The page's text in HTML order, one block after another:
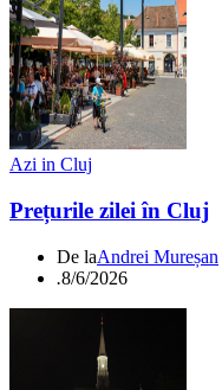
Azi in Cluj
Prețurile zilei în Cluj
De laAndrei Mureșan
.8/6/2026